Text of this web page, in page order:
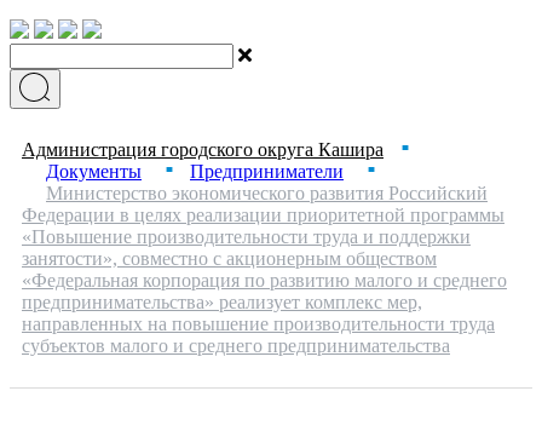
Администрация городского округа Кашира ■
Документы ■ Предприниматели ■
Министерство экономического развития Российский
Федерации в целях реализации приоритетной программы
«Повышение производительности труда и поддержки
занятости», совместно с акционерным обществом
«Федеральная корпорация по развитию малого и среднего
предпринимательства» реализует комплекс мер,
направленных на повышение производительности труда
субъектов малого и среднего предпринимательства